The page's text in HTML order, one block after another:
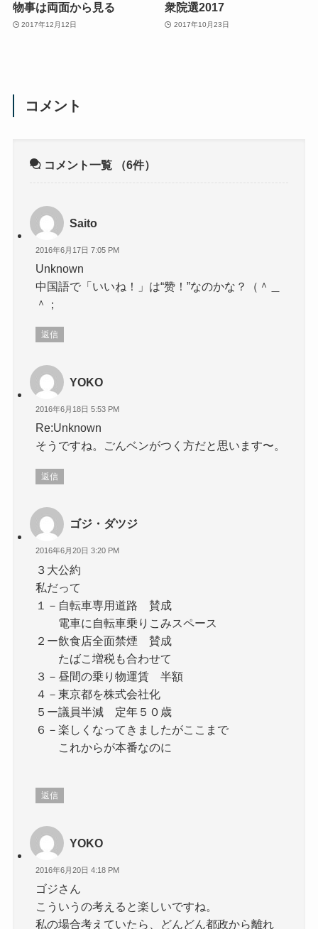
物事は両面から見る
2017年12月12日
衆院選2017
2017年10月23日
コメント
コメント一覧 （6件）
Saito
2016年6月17日 7:05 PM
Unknown
中国語で「いいね！」は“赞！”なのかな？（＾＿
＾；
返信
YOKO
2016年6月18日 5:53 PM
Re:Unknown
そうですね。ごんベンがつく方だと思います〜。
返信
ゴジ・ダツジ
2016年6月20日 3:20 PM
３大公約
私だって
１－自転車専用道路 賛成
電車に自転車乗りこみスペース
２ー飲食店全面禁煙 賛成
たばこ増税も合わせて
３－昼間の乗り物運賃 半額
４－東京都を株式会社化
５ー議員半減 定年５０歳
６－楽しくなってきましたがここまで
これからが本番なのに
返信
YOKO
2016年6月20日 4:18 PM
ゴジさん
こういうの考えると楽しいですね。
私の場合考えていたら、どんどん都政から離れ